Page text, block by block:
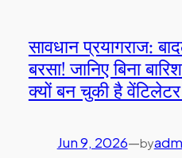
सावधान प्रयागराज:
बरसा! जानिए बिना
क्यों बन चुकी है वेंटिलेटर
Jun 9, 2026—by